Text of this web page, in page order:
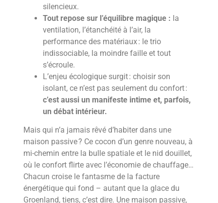
silencieux.
Tout repose sur l’équilibre magique : la
ventilation, l’étanchéité à l’air, la
performance des matériaux : le trio
indissociable, la moindre faille et tout
s’écroule.
L’enjeu écologique surgit : choisir son
isolant, ce n’est pas seulement du confort :
c’est aussi un manifeste intime et, parfois,
un débat intérieur.
Mais qui n’a jamais rêvé d’habiter dans une
maison passive ? Ce cocon d’un genre nouveau, à
mi-chemin entre la bulle spatiale et le nid douillet,
où le confort flirte avec l’économie de chauffage…
Chacun croise le fantasme de la facture
énergétique qui fond – autant que la glace du
Groenland, tiens, c’est dire. Une maison passive,